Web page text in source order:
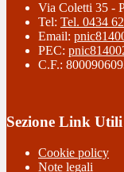
Via Coletti 35 -
Tel: Tel. 0434
Email:
PEC:
C.F.:
Sezione Link Utili
Cookie policy
Note legali